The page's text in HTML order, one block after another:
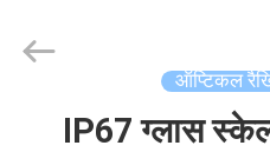
Measurement
ऑप्टिकल
IP67 ग्लास